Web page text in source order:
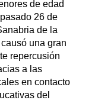
de edad
26 de
de la
una gran
repercusión
a las
en contacto
del